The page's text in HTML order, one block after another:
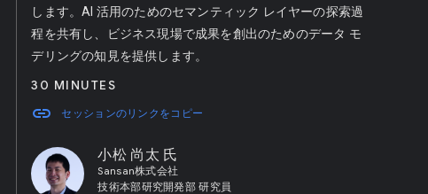
します。AI 活用のためのセマンティック レイヤーの探索過
程を共有し、ビジネス現場で成果を創出のためのデータ モ
デリングの知見を提供します。
30 MINUTES
link セッションのリンクをコピー
小松 尚太 氏
Sansan株式会社
技術本部研究開発部 研究員